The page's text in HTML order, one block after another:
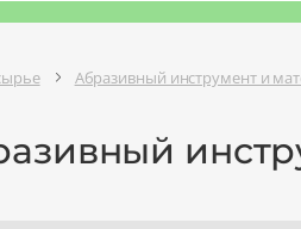
Абразивный инструмент и